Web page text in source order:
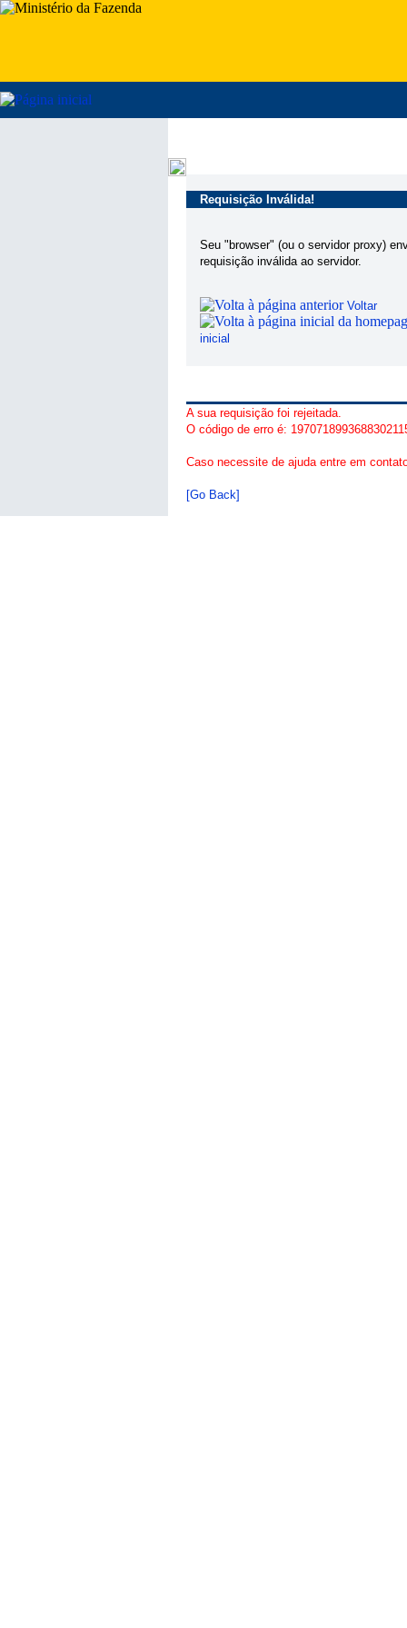
Requisição Inválida!
Seu "browser" (ou o servidor proxy)
requisição inválida ao servidor.
Voltar
inicial
A sua requisição foi rejeitada.
O código de erro é:
Caso necessite de ajuda entre em
[Go Back]